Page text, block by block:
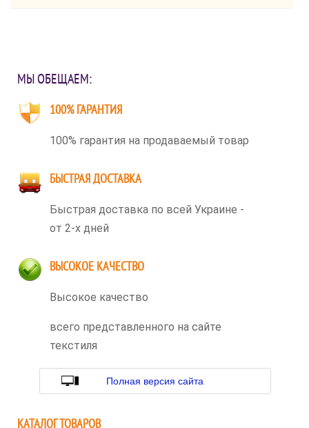
МЫ ОБЕЩАЕМ:
100% ГАРАНТИЯ
100% гарантия на продаваемый товар
БЫСТРАЯ ДОСТАВКА
Быстрая доставка по всей Украине -
от 2-х дней
ВЫСОКОЕ КАЧЕСТВО
Высокое качество
всего представленного на сайте
текстиля
Полная версия сайта
КАТАЛОГ ТОВАРОВ